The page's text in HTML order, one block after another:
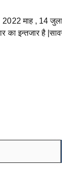
माह , 14
का इन्तजार है